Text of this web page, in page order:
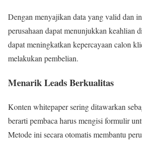
Dengan menyajikan data yang valid dan
perusahaan dapat menunjukkan keahlian
dapat meningkatkan kepercayaan calon
melakukan pembelian.
Menarik Leads Berkualitas
Konten whitepaper sering ditawarkan
berarti pembaca harus mengisi formulir
Metode ini secara otomatis membantu